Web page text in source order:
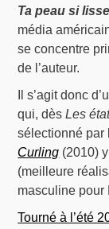
Ta peau si lisse
média
se concentre
de l’auteur.
Il s’agit donc
qui, dèsLes
sélectionné par
Curling (2010)
(meilleure
masculine pour
Tourné à l’été